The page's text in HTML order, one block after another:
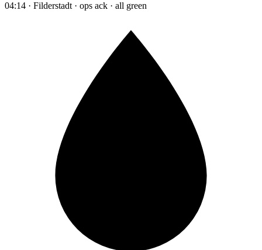
04:14 · Filderstadt · ops ack · all green